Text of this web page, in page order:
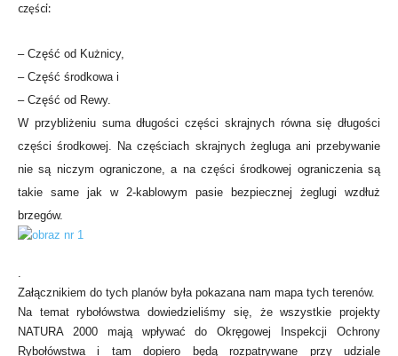
części:
– Część od Kużnicy,
– Część środkowa i
– Część od Rewy.
W przybliżeniu suma długości części skrajnych równa się długości
części środkowej. Na częściach skrajnych żegluga ani przebywanie
nie są niczym ograniczone, a na części środkowej ograniczenia są
takie same jak w 2-kablowym pasie bezpiecznej żeglugi wzdłuż
brzegów.
.
Załącznikiem do tych planów była pokazana nam mapa tych terenów.
Na temat rybołówstwa dowiedzieliśmy się, że wszystkie projekty
NATURA 2000 mają wpływać do Okręgowej Inspekcji Ochrony
Rybołówstwa i tam dopiero będą rozpatrywane przy udziale